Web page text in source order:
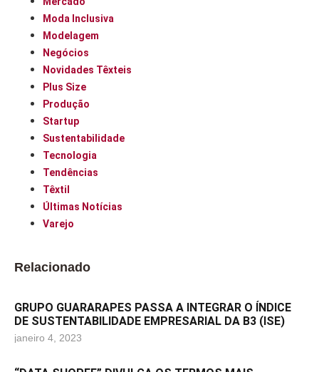
Moda Inclusiva
Modelagem
Negócios
Novidades Têxteis
Plus Size
Produção
Startup
Sustentabilidade
Tecnologia
Tendências
Têxtil
Últimas Notícias
Varejo
Relacionado
GRUPO GUARARAPES PASSA A INTEGRAR O ÍNDICE
DE SUSTENTABILIDADE EMPRESARIAL DA B3 (ISE)
janeiro 4, 2023